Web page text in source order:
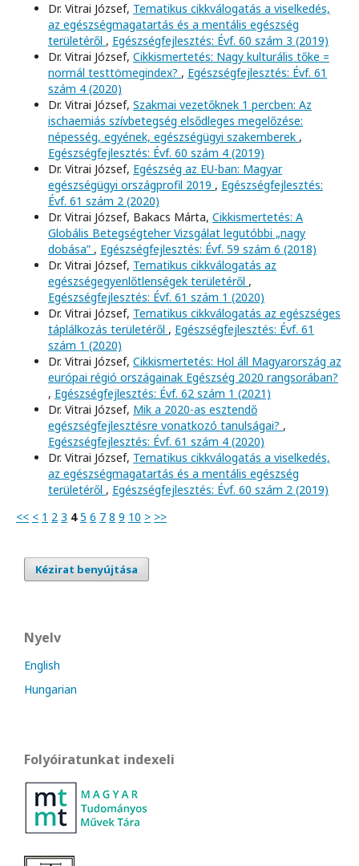
Dr. Vitrai József, Tematikus cikkválogatás a viselkedés,
az egészségmagatartás és a mentális egészség
területéről , Egészségfejlesztés: Évf. 60 szám 3 (2019)
Dr. Vitrai József, Cikkismertetés: Nagy kulturális tőke =
normál testtömegindex? , Egészségfejlesztés: Évf. 61
szám 4 (2020)
Dr. Vitrai József, Szakmai vezetőknek 1 percben: Az
ischaemiás szívbetegség elsődleges megelőzése:
népesség, egyének, egészségügyi szakemberek ,
Egészségfejlesztés: Évf. 60 szám 4 (2019)
Dr. Vitrai József, Egészség az EU-ban: Magyar
egészségügyi országprofil 2019 , Egészségfejlesztés:
Évf. 61 szám 2 (2020)
Dr. Vitrai József, Bakacs Márta, Cikkismertetés: A
Globális Betegségteher Vizsgálat legutóbbi „nagy
dobása” , Egészségfejlesztés: Évf. 59 szám 6 (2018)
Dr. Vitrai József, Tematikus cikkválogatás az
egészségegyenlőtlenségek területéről ,
Egészségfejlesztés: Évf. 61 szám 1 (2020)
Dr. Vitrai József, Tematikus cikkválogatás az egészséges
táplálkozás területéről , Egészségfejlesztés: Évf. 61
szám 1 (2020)
Dr. Vitrai József, Cikkismertetés: Hol áll Magyarország az
európai régió országainak Egészség 2020 rangsorában?
, Egészségfejlesztés: Évf. 62 szám 1 (2021)
Dr. Vitrai József, Mik a 2020-as esztendő
egészségfejlesztésre vonatkozó tanulságai? ,
Egészségfejlesztés: Évf. 61 szám 4 (2020)
Dr. Vitrai József, Tematikus cikkválogatás a viselkedés,
az egészségmagatartás és a mentális egészség
területéről , Egészségfejlesztés: Évf. 60 szám 2 (2019)
<< < 1 2 3 4 5 6 7 8 9 10 > >>
Kézirat benyújtása
Nyelv
English
Hungarian
Folyóiratunkat indexeli